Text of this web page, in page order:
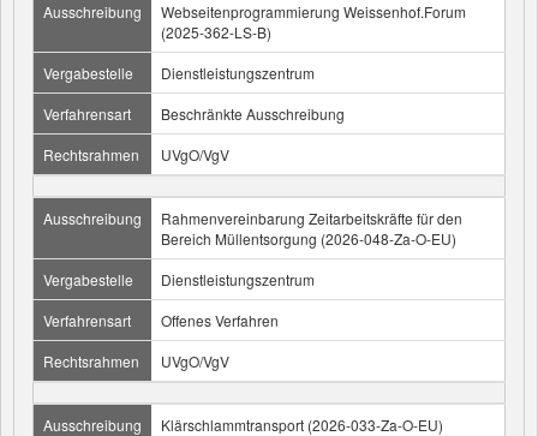
Ausschreibung
Webseitenprogrammierung Weissenhof.Forum
(2025-362-LS-B)
Vergabestelle
Dienstleistungszentrum
Verfahrensart
Beschränkte Ausschreibung
Rechtsrahmen
UVgO/VgV
Ausschreibung
Rahmenvereinbarung Zeitarbeitskräfte für den
Bereich Müllentsorgung (2026-048-Za-O-EU)
Vergabestelle
Dienstleistungszentrum
Verfahrensart
Offenes Verfahren
Rechtsrahmen
UVgO/VgV
Ausschreibung
Klärschlammtransport (2026-033-Za-O-EU)